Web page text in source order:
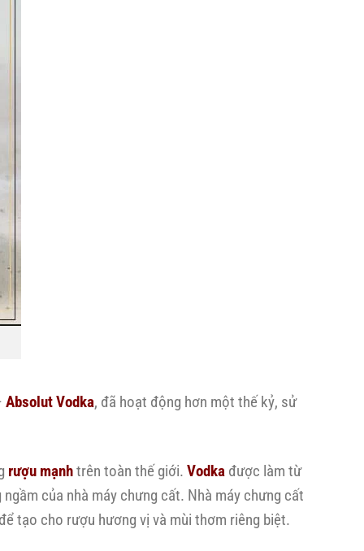
Absolut Vodka, đã hoạt động hơn một thế kỷ, sử
rượu mạnhtrên toàn thế giới. Vodka được làm từ
của nhà máy chưng cất. Nhà máy chưng cất
tạo cho rượu hương vị và mùi thơm riêng biệt.